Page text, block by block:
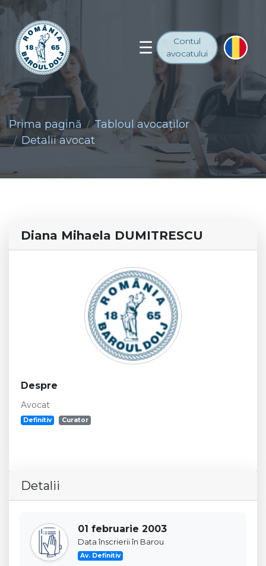
Contul
avocatului
Prima pagină
Tabloul avocaţilor
Detalii avocat
Diana Mihaela DUMITRESCU
Despre
Avocat
Definitiv Curator
Detalii
01 februarie 2003
Data înscrierii în Barou
Av. Definitiv